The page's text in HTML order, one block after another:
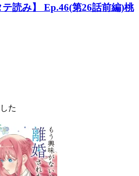
テ読み】 Ep.46(第26話前編)桃
た